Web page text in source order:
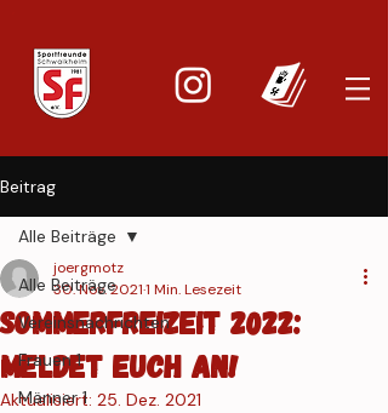
Beitrag
Alle Beiträge
Vereinsnachrichten
Frauen 1
Männer 1
Alle Beiträge
Sommerfreizeit 2022:
Meldet euch an!
joergmotz
30. Nov. 20211 Min. Lesezeit
Aktualisiert: 25. Dez. 2021